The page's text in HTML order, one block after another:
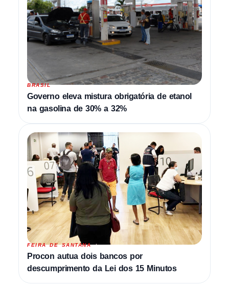
BRASIL
Governo eleva mistura obrigatória de etanol
na gasolina de 30% a 32%
FEIRA DE SANTANA
Procon autua dois bancos por
descumprimento da Lei dos 15 Minutos